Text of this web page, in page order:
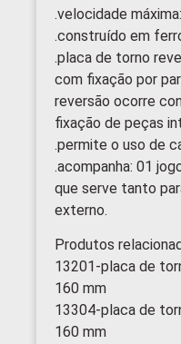
.velocidade
.construído em
.placa de torno
com fixação por
reversão ocorre
fixação de peças
.permite o uso de
.acompanha: 01
que serve tanto
externo.
Produtos
13201-placa de
160 mm
13304-placa de
160 mm